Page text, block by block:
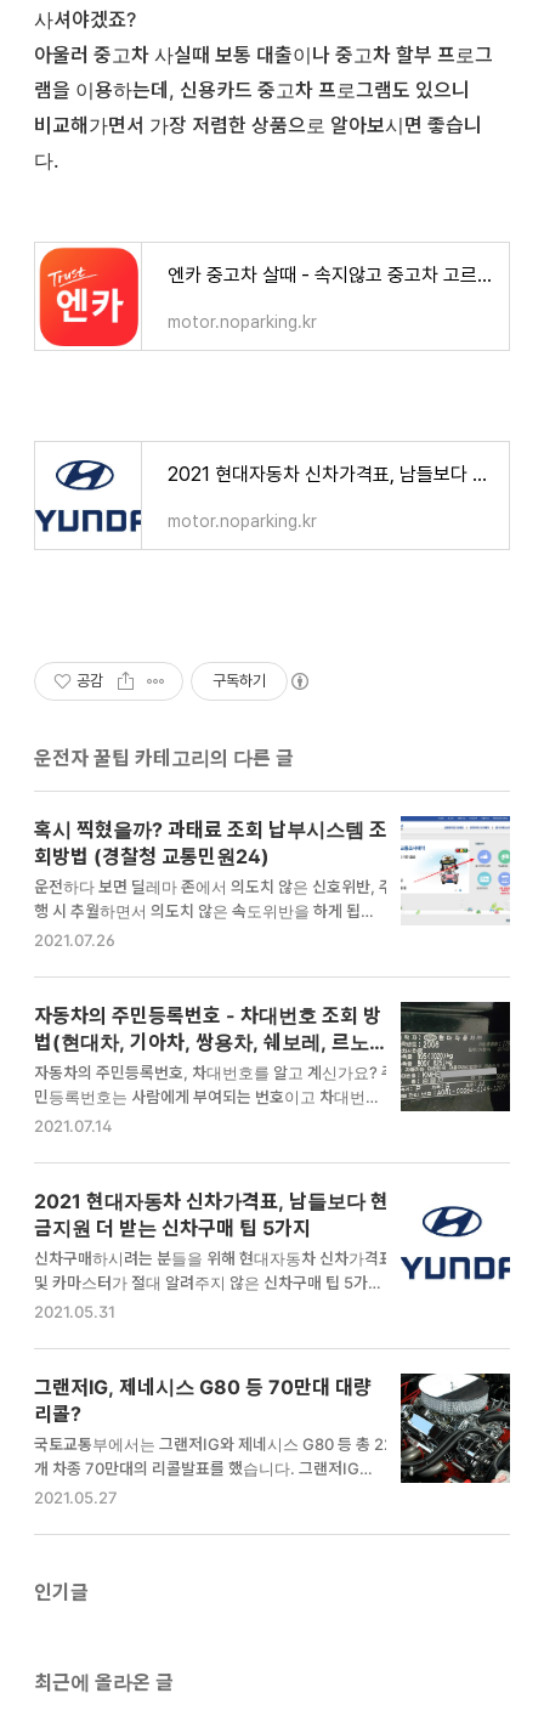
사셔야겠죠?
아울러 중고차 사실때 보통 대출이나 중고차 할부 프로그
램을 이용하는데, 신용카드 중고차 프로그램도 있으니
비교해가면서 가장 저렴한 상품으로 알아보시면 좋습니
다.
엔카 중고차 살때 - 속지않고 중고차 고르는 5가지 꿀팁
motor.noparking.kr
2021 현대자동차 신차가격표, 남들보다 현금지원 더 받는 신차구매 팁 5가지
motor.noparking.kr
공감 구독하기
운전자 꿀팁 카테고리의 다른 글
혹시 찍혔을까? 과태료 조회 납부시스템 조
회방법 (경찰청 교통민원24)
운전하다 보면 딜레마 존에서 의도치 않은 신호위반, 주
행 시 추월하면서 의도치 않은 속도위반을 하게 됩니다.
애매할 때는 과태료가 부과되었는지 조마조마하게 되
는 시스템이 있습니다. 과태료 조회 납부시스템이라고
불리는 경찰청 교통민원24입니다. 어떻게 과태료 조회
하는지, 이의신청은 어떻게 하는지 알려드리겠습니다.
과태료 조회 납부시스템 바로가기 : https://www.efi
ne.go.kr/ 이의신청 방법 : 경찰서 방문 및 서면 제출
과태료 조회 납부시스템 경찰청에서는 교통위반을 조
회할 수 있는 과태료 조회 납부시스템인 경찰청 교통민
료 부과 여부를 …
2021.07.26
자동차의 주민등록번호 - 차대번호 조회 방
법(현대차, 기아차, 쌍용차, 쉐보레, 르노삼
성, BMW, 아우디, 벤츠)
자동차의 주민등록번호, 차대번호를 알고 계신가요? 주
민등록번호는 사람에게 부여되는 번호이고 차대번호는
자동차에 부여되는 번호입니다. 이 차량번호는 고유한
데요. 이러한 특성 덕분에 중고차 구매시 한번씩 조회하
게 됩니다. 자동차 차대번호의 의미와 각 제조사별 차대
번호 조회방법을 알려드리겠습니다. 중고차 구매를 앞
두고 있는 분이나, 경매, 공매를 통해 차량을 낙찰받으
시려는 분들은 차대번호로 다양한 정보를 확인해보세
요. 자동차 차대번호 의미 자동차 차대번호 고유한 차량
식별번호라 전세계에 하나밖에 없는 값입니다. 그래서
쉽게 확인할 수 있어요. 제조국가 :…
2021.07.14
2021 현대자동차 신차가격표, 남들보다 현
금지원 더 받는 신차구매 팁 5가지
신차구매하시려는 분들을 위해 현대자동차 신차가격표
및 카마스터가 절대 알려주지 않은 신차구매 팁 5가지
를 알려드리고 합니다. 이 방법을 알고 구매한다면 다른
을 알려드릴께요. 5가지 신차구매 팁만 기억해주세요.
현대자동차 신차가격표를 알려드리기 전에, 신차구매
팁 5가지에 대해 먼저 알려드리겠습니다. 1. 현대자동
차 지점 대신 대리점을 방문한다 신차구매 팁 첫번째는
지점과 대리점입니다. 우리가 오프라인 매장에서 만나
볼 수 있는 현대자동차 매장은 두 가지 종류가 있습니
다. 대리점과 지점으로 나뉘는데요. 둘 간에는 큰 차이
2021.05.31
그랜저IG, 제네시스 G80 등 70만대 대량
리콜?
국토교통부에서는 그랜저IG와 제네시스 G80 등 총 22
개 차종 70만대의 리콜발표를 했습니다. 그랜저IG의
경우에는 작년에도 많이 팔린 베스트셀러 차종이라 리
리콜현황 1) 현대자동차 - 제네시스 G80 / 전자제어유
U) - 쏠라티 / 승객좌석 전자제어유압장치(HECU)는
G80 및 그랜저IG는 장치가 내부 합선되서 화재가 발생
2021.05.27
인기글
최근에 올라온 글